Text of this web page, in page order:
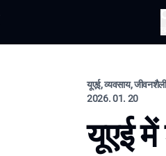
यूएई, व्यवसाय,
2026. 01. 20
यूएई में